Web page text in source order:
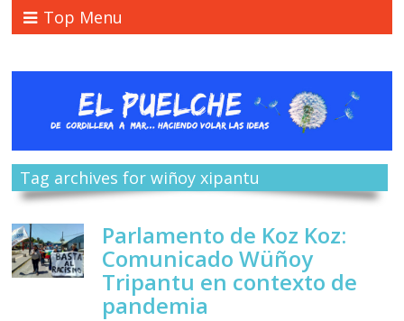
Top Menu
Tag archives for wiñoy xipantu
Parlamento de Koz Koz:
Comunicado Wüñoy
Tripantu en contexto de
pandemia